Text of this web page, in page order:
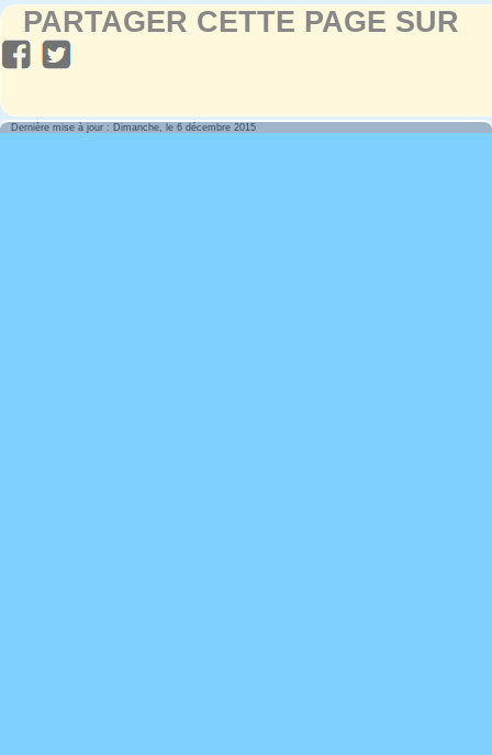
PARTAGER CETTE PAGE SUR
Dernière mise à jour : Dimanche, le 6 décembre 2015